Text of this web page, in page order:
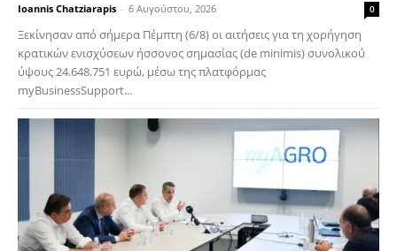
Ioannis Chatziarapis - 6 Αυγούστου, 2026 0
Ξεκίνησαν από σήμερα Πέμπτη (6/8) οι αιτήσεις για τη χορήγηση
κρατικών ενισχύσεων ήσσονος σημασίας (de minimis) συνολικού
ύψους 24.648.751 ευρώ, μέσω της πλατφόρμας
myBusinessSupport...